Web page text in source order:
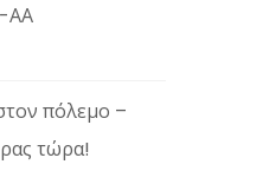
ΑΑ
πόλεμο –
τώρα!